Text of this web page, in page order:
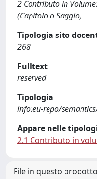
2 Contributo in
(Capitolo o Saggio)
Tipologia sito
268
Fulltext
reserved
Tipologia
info:eu-repo/
Appare nelle
2.1 Contributo in
File in questo